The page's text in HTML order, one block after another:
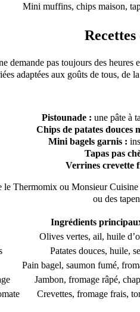
Mini muffins, chips maison,
demande pas toujours des heures
adaptées aux goûts de tous, de
Pistounade : une pâte à
Chips de patates douces
Mini bagels garnis :
Tapas pas
Verrines crevette
Thermomix ou Monsieur
ou des
Ingrédients
Olives vertes, ail, huile
Patates douces, huile,
Pain bagel, saumon fumé,
Jambon, fromage râpé,
Crevettes, fromage frais,